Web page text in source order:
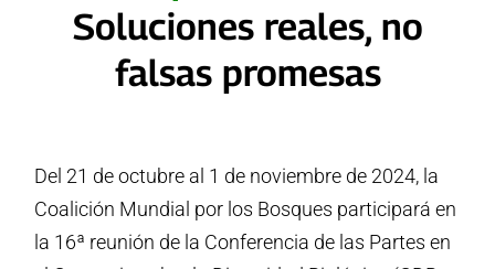
Soluciones reales, no
falsas promesas
Del 21 de octubre al 1 de noviembre de 2024, la
Coalición Mundial por los Bosques participará en
la 16ª reunión de la Conferencia de las Partes en